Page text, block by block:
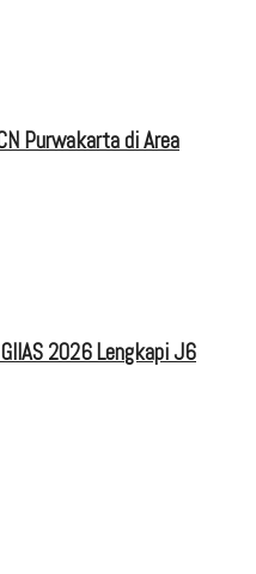
Purwakarta di Area
2026 Lengkapi J6